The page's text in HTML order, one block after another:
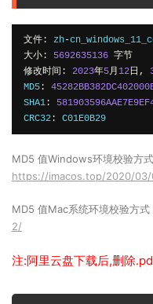
文件: zh-
大小:
5692635136 字节
修改时间:
2023年5月12日,
MD5 :
SHA1 :
CRC32 : C01E0B29
MD5 值Windows环境校验方式
https://imacos.top/2020/
MD5 值Mac系统环境校验方式
2/
注:阿里云盘下载后,删除